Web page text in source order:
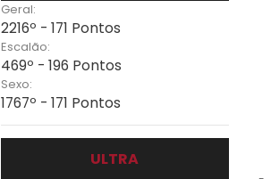
Geral:
2216º - 171 Pontos
Escalão:
469º - 196 Pontos
Sexo:
1767º - 171 Pontos
ULTRA